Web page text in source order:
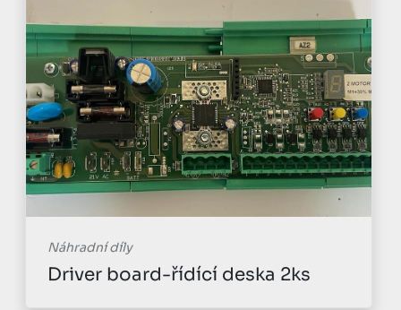
Náhradní díly
Driver board-řídící deska 2ks